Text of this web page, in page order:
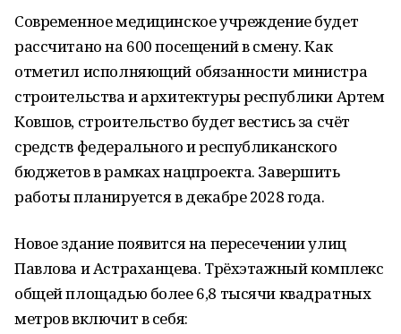
Современное медицинское учреждение будет
рассчитано на 600 посещений в смену. Как
отметил исполняющий обязанности министра
строительства и архитектуры республики Артем
Ковшов, строительство будет вестись за счёт
средств федерального и республиканского
бюджетов в рамках нацпроекта. Завершить
работы планируется в декабре 2028 года.
Новое здание появится на пересечении улиц
Павлова и Астраханцева. Трёхэтажный комплекс
общей площадью более 6,8 тысячи квадратных
метров включит в себя: